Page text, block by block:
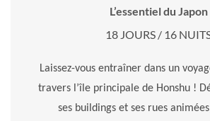
L’essentiel du Japon
18 JOURS / 16
Laissez-vous entraîner dans un
travers l’île principale de Honshu !
ses buildings et ses rues